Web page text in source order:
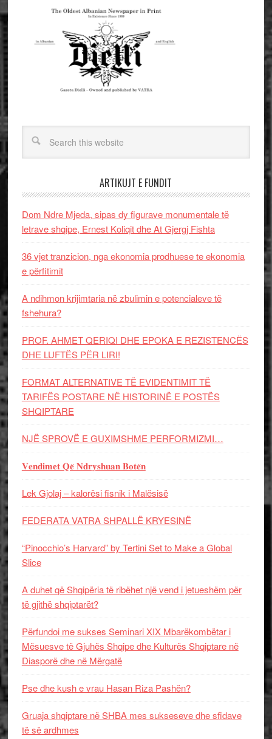
ARTIKUJT E FUNDIT
Dom Ndre Mjeda, sipas dy figurave monumentale të
letrave shqipe, Ernest Koliqit dhe At Gjergj Fishta
36 vjet tranzicion, nga ekonomia prodhuese te ekonomia
e përfitimit
A ndihmon krijimtaria në zbulimin e potencialeve të
fshehura?
PROF. AHMET QERIQI DHE EPOKA E REZISTENCЁS
DHE LUFTЁS PЁR LIRI!
FORMAT ALTERNATIVE TË EVIDENTIMIT TË
TARIFËS POSTARE NË HISTORINË E POSTËS
SHQIPTARE
NJË SPROVË E GUXIMSHME PERFORMIZMI…
𝐕𝐞𝐧𝐝𝐢𝐦𝐞𝐭 𝐐𝐞̈ 𝐍𝐝𝐫𝐲𝐬𝐡𝐮𝐚𝐧 𝐁𝐨𝐭𝐞̈𝐧
Lek Gjolaj – kalorësi fisnik i Malësisë
FEDERATA VATRA SHPALLË KRYESINË
“Pinocchio’s Harvard” by Tertini Set to Make a Global
Slice
A duhet që Shqipëria të ribëhet një vend i jetueshëm për
të gjithë shqiptarët?
Përfundoi me sukses Seminari XIX Mbarëkombëtar i
Mësuesve të Gjuhës Shqipe dhe Kulturës Shqiptare në
Diasporë dhe në Mërgatë
Pse dhe kush e vrau Hasan Riza Pashën?
Gruaja shqiptare në SHBA mes sukseseve dhe sfidave
të së ardhmes